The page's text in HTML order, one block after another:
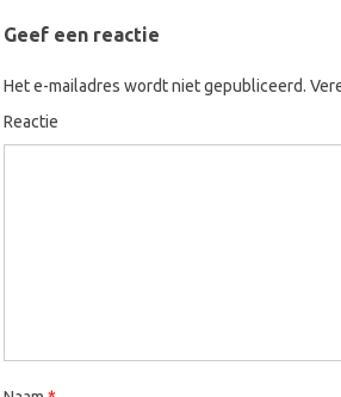
Geef een reactie
Het e-mailadres wordt niet gepubliceerd.
Reactie